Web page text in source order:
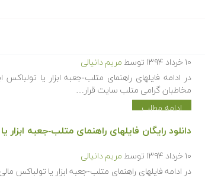
دانلود رایگان فایلهای راهنمای متلب-جعبه
۱۰ خرداد ۱۳۹۴ توسط مریم دانیالی
در ادامه فایلهای راهنمای متلب-جعبه ابزار یا تولباکس
مخاطبان گرامی متلب سایت قرار…
ادامه مطلب
دانلود رایگان فایلهای راهنمای متلب-جعبه ابزار
۱۰ خرداد ۱۳۹۴ توسط مریم دانیالی
در ادامه فایلهای راهنمای متلب-جعبه ابزار یا تولباکس